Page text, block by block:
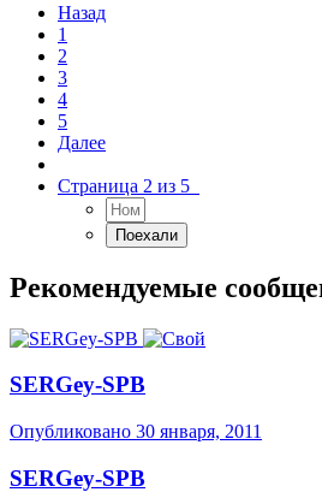
Назад
1
2
3
4
5
Далее
Страница 2 из 5
Рекомендуемые
SERGey-SPB
Опубликовано 30 января, 2011
SERGey-SPB